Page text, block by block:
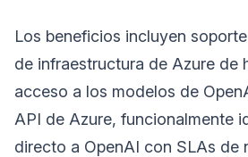
Los beneficios incluyen
de infraestructura de Azure de
acceso a los modelos de
API de Azure, funcionalmente
directo a OpenAI con SLAs de